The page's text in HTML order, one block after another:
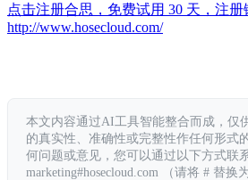
点击注册合思，免费试用 30 天，注册
http://www.hosecloud.com/
本文内容通过AI工具智能整合而成，仅
的真实性、准确性或完整性作任何形式
何问题或意见，您可以通过以下方式联
marketing#hosecloud.com （请将 # 替换